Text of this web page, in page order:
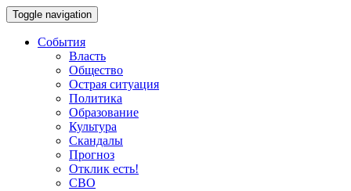
Toggle navigation
События
Власть
Общество
Острая ситуация
Политика
Образование
Культура
Скандалы
Прогноз
Отклик есть!
СВО